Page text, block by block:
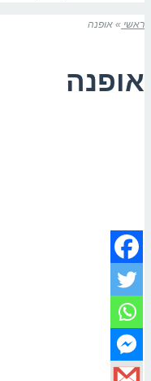
ראשי » אופנה
אופנה